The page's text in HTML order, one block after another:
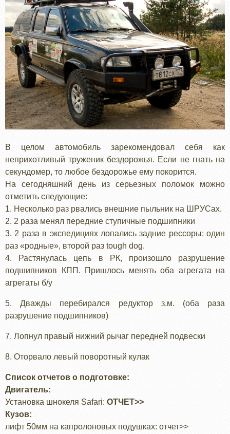
В целом автомобиль зарекомендовал себя как
неприхотливый труженик бездорожья. Если не гнать на
секундомер, то любое бездорожье ему покорится.
На сегодняшний день из серьезных поломок можно
отметить следующие:
1. Несколько раз рвались внешние пыльник на ШРУСах.
2. 2 раза менял передние ступичные подшипники
3. 2 раза в экспедициях лопались задние рессоры: один
раз «родные», второй раз tough dog.
4. Растянулась цепь в РК, произошло разрушение
подшипников КПП. Пришлось менять оба агрегата на
агрегаты б/у
5. Дважды перебирался редуктор з.м. (оба раза
разрушение подшипников)
7. Лопнул правый нижний рычаг передней подвески
8. Оторвало левый поворотный кулак
Список отчетов о подготовке:
Двигатель:
Установка шнокеля Safari: ОТЧЕТ>>
Кузов:
лифт 50мм на капролоновых подушках: отчет>>